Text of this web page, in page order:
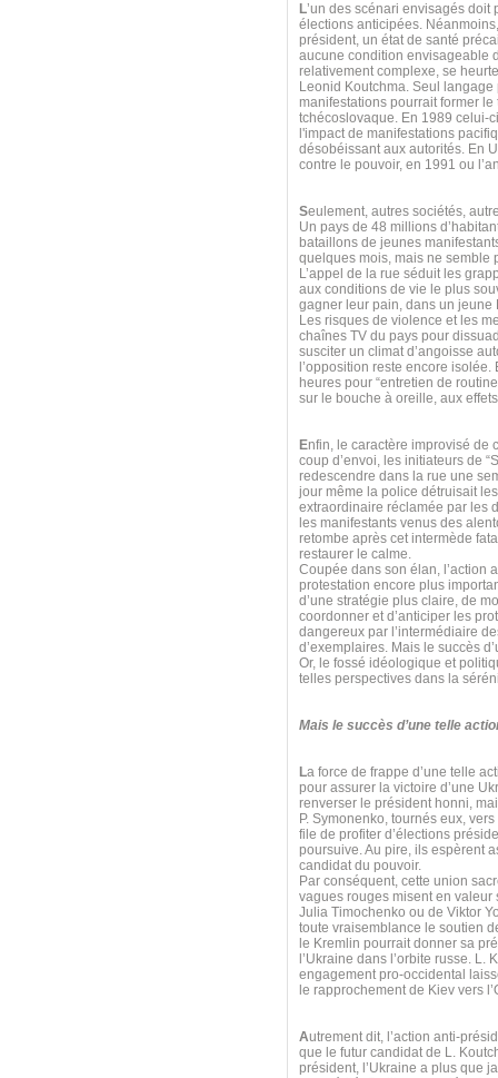
L’un des scénari envisagés
élections anticipées.
président, un état de santé
aucune condition envisageable
relativement complexe, se
Leonid Koutchma. Seul
manifestations pourrait former
tchécoslovaque. En 1989 celui-
l'impact de manifestations
désobéissant aux autorités. En
contre le pouvoir, en 1991 ou
Seulement, autres sociétés,
Un pays de 48 millions
bataillons de jeunes
quelques mois, mais ne semble
L’appel de la rue séduit les
aux conditions de vie le plus
gagner leur pain, dans un jeune
Les risques de violence et les
chaînes TV du pays pour
susciter un climat d’angoisse
l’opposition reste encore
heures pour “entretien de
sur le bouche à oreille, aux
Enfin, le caractère improvisé de
coup d’envoi, les initiateurs de
redescendre dans la rue une
jour même la police détruisait
extraordinaire réclamée par les
les manifestants venus des
retombe après cet intermède
restaurer le calme.
Coupée dans son élan, l’action
protestation encore plus
d’une stratégie plus claire, de
coordonner et d’anticiper les
dangereux par l’intermédiaire
d’exemplaires. Mais le succès
Or, le fossé idéologique et
telles perspectives dans la
Mais le succès d’une telle
La force de frappe d’une telle
pour assurer la victoire d’une
renverser le président honni,
P. Symonenko, tournés eux,
file de profiter d’élections
poursuive. Au pire, ils espèrent
candidat du pouvoir.
Par conséquent, cette union
vagues rouges misent en
Julia Timochenko ou de Viktor
toute vraisemblance le soutien
le Kremlin pourrait donner sa
l’Ukraine dans l’orbite russe.
engagement pro-occidental
le rapprochement de Kiev vers
Autrement dit, l’action anti-
que le futur candidat de L.
président, l’Ukraine a plus que